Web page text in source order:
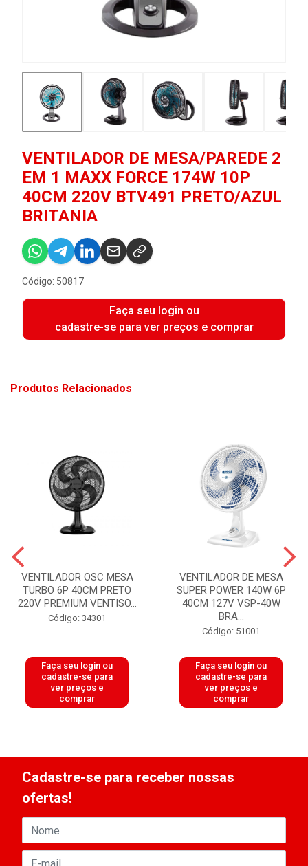
VENTILADOR DE MESA/PAREDE 2
EM 1 MAXX FORCE 174W 10P
40CM 220V BTV491 PRETO/AZUL
BRITANIA
Código: 50817
Faça seu login ou
cadastre-se para ver preços e comprar
Produtos Relacionados
VENTILADOR OSC MESA
TURBO 6P 40CM PRETO
220V PREMIUM VENTISO...
Código: 34301
Faça seu login ou
cadastre-se para
ver preços e
comprar
VENTILADOR DE MESA
SUPER POWER 140W 6P
40CM 127V VSP-40W
BRA...
Código: 51001
Faça seu login ou
cadastre-se para
ver preços e
comprar
Cadastre-se para receber nossas
ofertas!